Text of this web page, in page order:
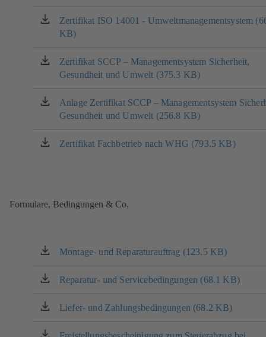
einem
neuen
Tab)
Zertifikat ISO 14001 - Umweltmanagementsystem
KB)
(öffnet
in
einem
neuen
Tab)
Zertifikat SCCP – Managementsystem Sicherheit,
Gesundheit und Umwelt (375.3 KB)
(öffnet
in
einem
neuen
Tab)
Anlage Zertifikat SCCP – Managementsystem
Gesundheit und Umwelt (256.8 KB)
(öffnet
in
einem
neuen
Zertifikat Fachbetrieb nach WHG (793.5 KB)
(öffnet
Formulare, Bedingungen & Co.
Montage- und Reparaturauftrag (123.5 KB)
(öffnet
in
einem
Tab)
Reparatur- und Servicebedingungen (68.1 KB)
(öffnet
in
einem
Tab)
Liefer- und Zahlungsbedingungen (68.2 KB)
(öffnet
in
einem